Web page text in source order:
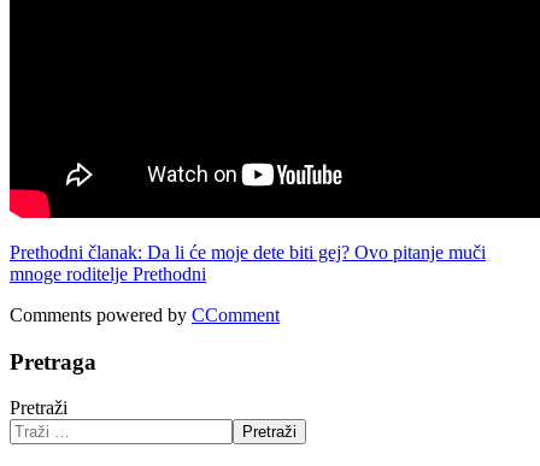
Prethodni članak: Da li će moje dete biti gej? Ovo pitanje muči
mnoge roditelje Prethodni
Comments powered by CComment
Pretraga
Pretraži
Pretraži